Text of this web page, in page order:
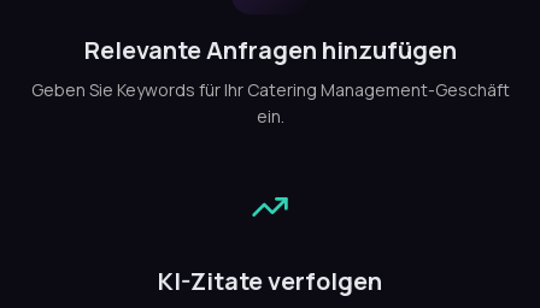
Relevante Anfragen hinzufügen
Geben Sie Keywords für Ihr Catering Management-Geschäft
ein.
KI-Zitate verfolgen